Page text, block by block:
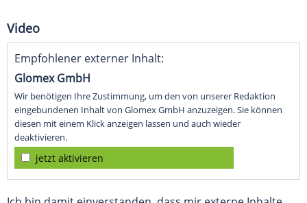
Video
Empfohlener externer Inhalt:
Glomex GmbH
Wir benötigen Ihre Zustimmung, um den von unserer Redaktion
eingebundenen Inhalt von Glomex GmbH anzuzeigen. Sie können
diesen mit einem Klick anzeigen lassen und auch wieder
deaktivieren.
jetzt aktivieren